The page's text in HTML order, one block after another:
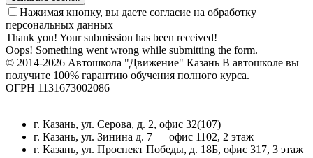
Нажимая кнопку, вы даете согласие на обработку
персональных данных
Thank you! Your submission has been received!
Oops! Something went wrong while submitting the form.
© 2014-2026 Автошкола "Движение" Казань В автошколе вы
получите 100% гарантию обучения полного курса.
ОГРН 1131673002086
г. Казань, ул. Серова, д. 2, офис 32(107)
г. Казань, ул. Зинина д. 7 — офис 1102, 2 этаж
г. Казань, ул. Проспект Победы, д. 18Б, офис 317, 3 этаж